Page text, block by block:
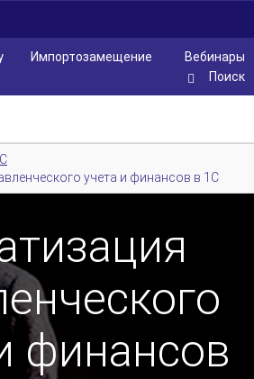
Вебинары
Импортозамещение
Поиск
учета и финансов в 1С
финансов